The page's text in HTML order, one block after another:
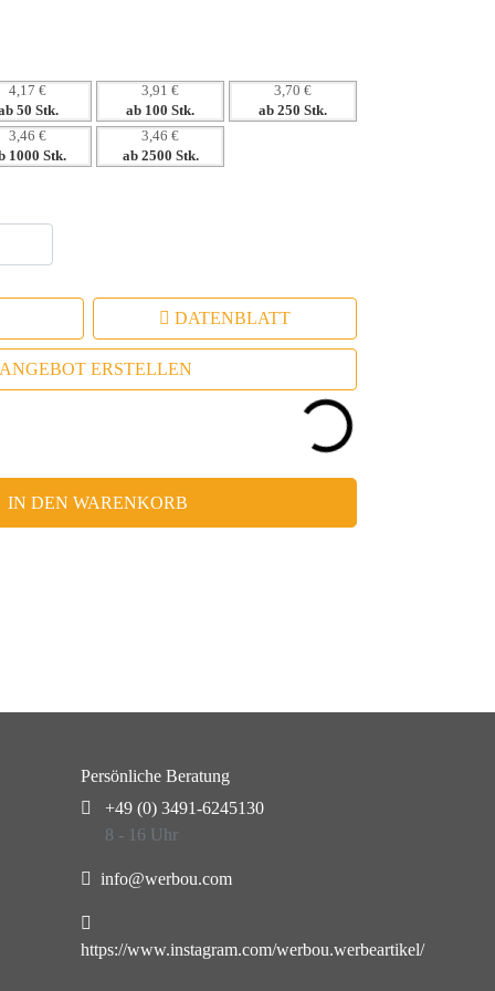
4,17 €
50 Stk.
3,91 €
ab 100 Stk.
3,70 €
ab 250 Stk.
3,46 €
1000 Stk.
3,46 €
ab 2500 Stk.
DATENBLATT
ANGEBOT ERSTELLEN
IN DEN WARENKORB
Persönliche Beratung
+49 (0) 3491-6245130
8 - 16 Uhr
info@werbou.com
https://www.instagram.com/werbou.werbeartikel/